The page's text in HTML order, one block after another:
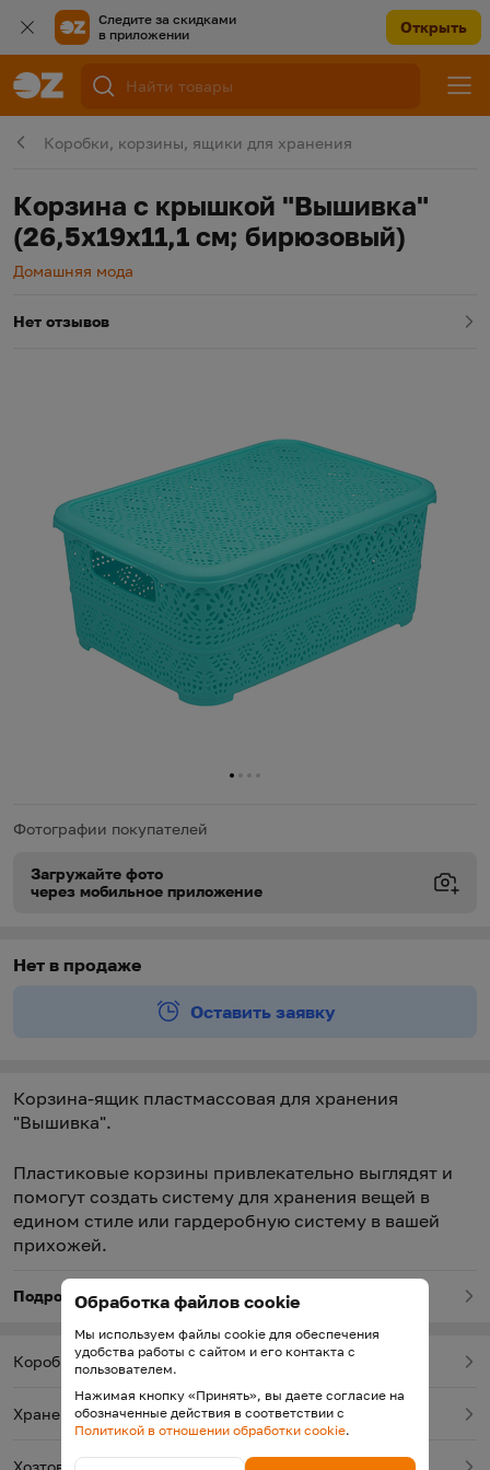
Следите за скидками
в приложении
Открыть
Коробки, корзины, ящики для хранения
Корзина с крышкой "Вышивка"
(26,5х19х11,1 см; бирюзовый)
Производитель
Домашняя мода
Нет отзывов
01 23
Фотографии покупателей
Загружайте фото
через мобильное приложение
Нет в продаже
Оставить заявку
Корзина-ящик пластмассовая для хранения
"Вышивка".
Пластиковые корзины привлекательно выглядят и
помогут создать систему для хранения вещей в
едином стиле или гардеробную систему в вашей
прихожей.
Подробнее о товаре
Коробки, корзины, ящики для хранения
Хранение вещей
Хозтовары
Обработка файлов cookie
Мы используем файлы cookie для обеспечения
удобства работы с сайтом и его контакта с
пользователем.
Нажимая кнопку «Принять», вы даете согласие на
обозначенные действия в соответствии с
Политикой в отношении обработки cookie.